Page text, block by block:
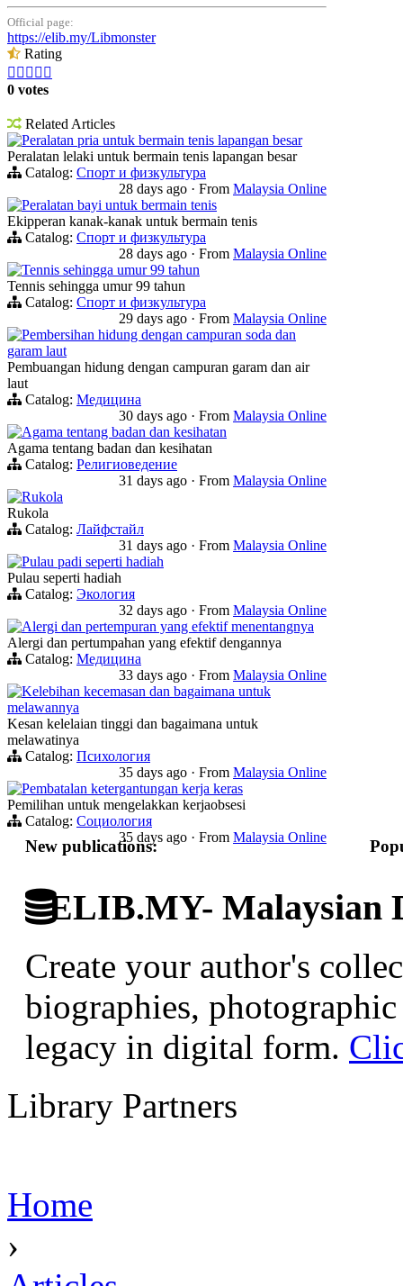
Official page:
https://elib.my/Libmonster
Rating
    
0 votes
Related Articles
Peralatan pria untuk bermain tenis lapangan besar
Peralatan lelaki untuk bermain tenis lapangan besar
Catalog: Спорт и физкультура
28 days ago · From Malaysia Online
Peralatan bayi untuk bermain tenis
Ekipperan kanak-kanak untuk bermain tenis
Catalog: Спорт и физкультура
28 days ago · From Malaysia Online
Tennis sehingga umur 99 tahun
Tennis sehingga umur 99 tahun
Catalog: Спорт и физкультура
29 days ago · From Malaysia Online
Pembersihan hidung dengan campuran soda dan
garam laut
Pembuangan hidung dengan campuran garam dan air
laut
Catalog: Медицина
30 days ago · From Malaysia Online
Agama tentang badan dan kesihatan
Agama tentang badan dan kesihatan
Catalog: Религиоведение
31 days ago · From Malaysia Online
Rukola
Rukola
Catalog: Лайфстайл
31 days ago · From Malaysia Online
Pulau padi seperti hadiah
Pulau seperti hadiah
Catalog: Экология
32 days ago · From Malaysia Online
Alergi dan pertempuran yang efektif menentangnya
Alergi dan pertumpahan yang efektif dengannya
Catalog: Медицина
33 days ago · From Malaysia Online
Kelebihan kecemasan dan bagaimana untuk
melawannya
Kesan kelelaian tinggi dan bagaimana untuk
melawatinya
Catalog: Психология
35 days ago · From Malaysia Online
Pembatalan ketergantungan kerja keras
Pemilihan untuk mengelakkan kerjaobsesi
Catalog: Социология
35 days ago · From Malaysia Online
New publications:
ELIB.MY- Malaysian
Create your author's
biographies,
legacy in digital form.
Library Partners
Home
›